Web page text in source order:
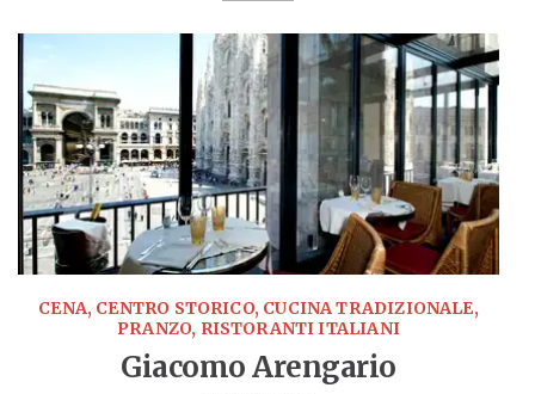
CENA, CENTRO STORICO, CUCINA TRADIZIONALE,
PRANZO, RISTORANTI ITALIANI
Giacomo Arengario